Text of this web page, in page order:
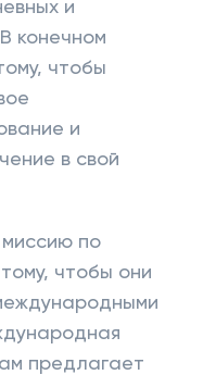
и
конечном
чтобы
и
в свой
по
чтобы они
предлагает